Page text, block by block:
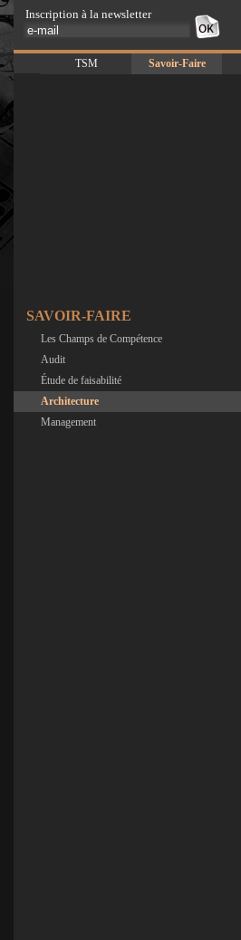
Inscription à la newsletter
TSM Savoir-Faire
SAVOIR-FAIRE
Les Champs de Compétence
Audit
Étude de faisabilité
Architecture
Management